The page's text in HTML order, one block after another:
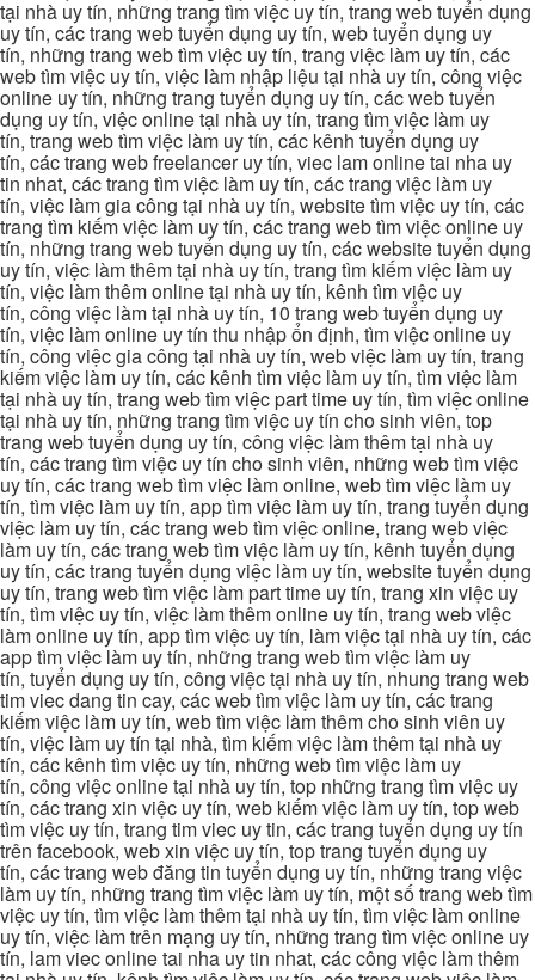
tại nhà uy tín, những trang tìm việc uy tín, trang web tuyển dụng
uy tín, các trang web tuyển dụng uy tín, web tuyển dụng uy
tín, những trang web tìm việc uy tín, trang việc làm uy tín, các
web tìm việc uy tín, việc làm nhập liệu tại nhà uy tín, công việc
online uy tín, những trang tuyển dụng uy tín, các web tuyển
dụng uy tín, việc online tại nhà uy tín, trang tìm việc làm uy
tín, trang web tìm việc làm uy tín, các kênh tuyển dụng uy
tín, các trang web freelancer uy tín, viec lam online tai nha uy
tin nhat, các trang tìm việc làm uy tín, các trang việc làm uy
tín, việc làm gia công tại nhà uy tín, website tìm việc uy tín, các
trang tìm kiếm việc làm uy tín, các trang web tìm việc online uy
tín, những trang web tuyển dụng uy tín, các website tuyển dụng
uy tín, việc làm thêm tại nhà uy tín, trang tìm kiếm việc làm uy
tín, việc làm thêm online tại nhà uy tín, kênh tìm việc uy
tín, công việc làm tại nhà uy tín, 10 trang web tuyển dụng uy
tín, việc làm online uy tín thu nhập ổn định, tìm việc online uy
tín, công việc gia công tại nhà uy tín, web việc làm uy tín, trang
kiếm việc làm uy tín, các kênh tìm việc làm uy tín, tìm việc làm
tại nhà uy tín, trang web tìm việc part time uy tín, tìm việc online
tại nhà uy tín, những trang tìm việc uy tín cho sinh viên, top
trang web tuyển dụng uy tín, công việc làm thêm tại nhà uy
tín, các trang tìm việc uy tín cho sinh viên, những web tìm việc
uy tín, các trang web tìm việc làm online, web tìm việc làm uy
tín, tìm việc làm uy tín, app tìm việc làm uy tín, trang tuyển dụng
việc làm uy tín, các trang web tìm việc online, trang web việc
làm uy tín, các trang web tìm việc làm uy tín, kênh tuyển dụng
uy tín, các trang tuyển dụng việc làm uy tín, website tuyển dụng
uy tín, trang web tìm việc làm part time uy tín, trang xin việc uy
tín, tìm việc uy tín, việc làm thêm online uy tín, trang web việc
làm online uy tín, app tìm việc uy tín, làm việc tại nhà uy tín, các
app tìm việc làm uy tín, những trang web tìm việc làm uy
tín, tuyển dụng uy tín, công việc tại nhà uy tín, nhung trang web
tim viec dang tin cay, các web tìm việc làm uy tín, các trang
kiếm việc làm uy tín, web tìm việc làm thêm cho sinh viên uy
tín, việc làm uy tín tại nhà, tìm kiếm việc làm thêm tại nhà uy
tín, các kênh tìm việc uy tín, những web tìm việc làm uy
tín, công việc online tại nhà uy tín, top những trang tìm việc uy
tín, các trang xin việc uy tín, web kiếm việc làm uy tín, top web
tìm việc uy tín, trang tim viec uy tin, các trang tuyển dụng uy tín
trên facebook, web xin việc uy tín, top trang tuyển dụng uy
tín, các trang web đăng tin tuyển dụng uy tín, những trang việc
làm uy tín, những trang tìm việc làm uy tín, một số trang web tìm
việc uy tín, tìm việc làm thêm tại nhà uy tín, tìm việc làm online
uy tín, việc làm trên mạng uy tín, những trang tìm việc online uy
tín, lam viec online tai nha uy tin nhat, các công việc làm thêm